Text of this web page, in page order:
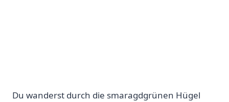
Du‌ wanderst ​durch ⁣die smaragdgrünen Hügel